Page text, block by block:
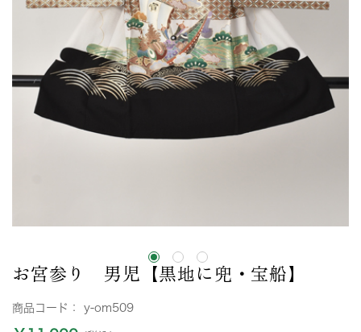
お宮参り 男児【黒地に兜・宝船】
商品コード： y-om509